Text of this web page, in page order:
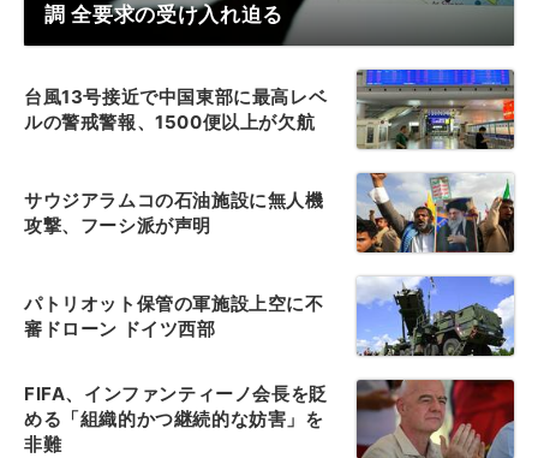
調 全要求の受け入れ迫る
台風13号接近で中国東部に最高レベ
ルの警戒警報、1500便以上が欠航
サウジアラムコの石油施設に無人機
攻撃、フーシ派が声明
パトリオット保管の軍施設上空に不
審ドローン ドイツ西部
FIFA、インファンティーノ会長を貶
める「組織的かつ継続的な妨害」を
非難